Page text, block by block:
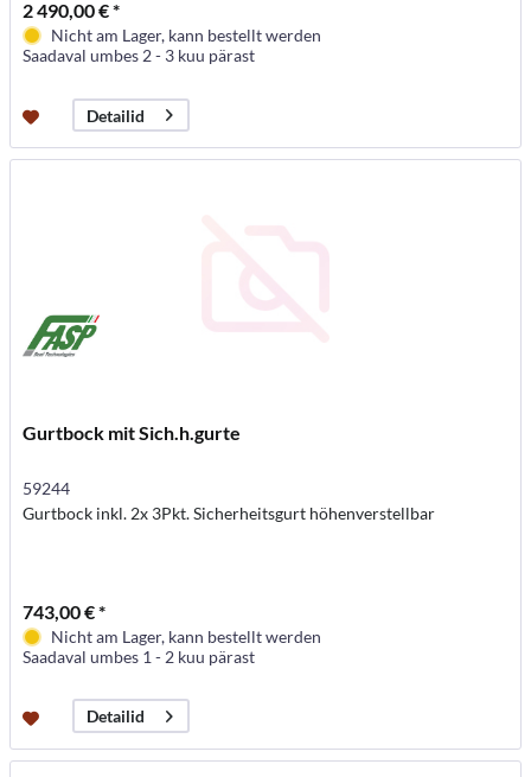
2 490,00 € *
Nicht am Lager, kann bestellt werden
Saadaval umbes 2 - 3 kuu pärast
Detailid
Gurtbock mit Sich.h.gurte
59244
Gurtbock inkl. 2x 3Pkt. Sicherheitsgurt höhenverstellbar
743,00 € *
Nicht am Lager, kann bestellt werden
Saadaval umbes 1 - 2 kuu pärast
Detailid